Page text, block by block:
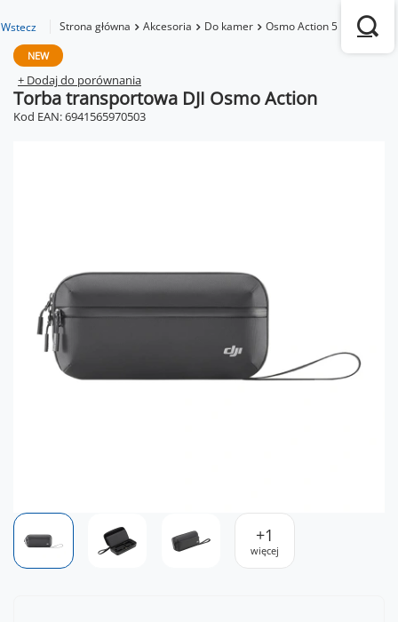
Wstecz Strona główna Akcesoria Do kamer Osmo Action 5 Pro
NEW
+ Dodaj do porównania
Torba transportowa DJI Osmo Action
Kod EAN: 6941565970503
+1
więcej